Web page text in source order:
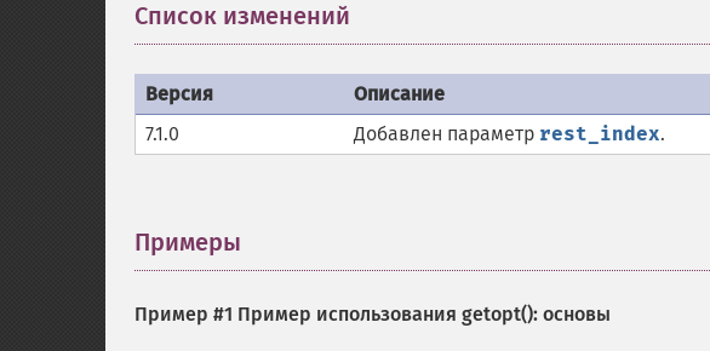
Список изменений
Версия
Описание
7.1.0
Добавлен параметр rest_index.
Примеры
Пример #1 Пример использования getopt(): основы